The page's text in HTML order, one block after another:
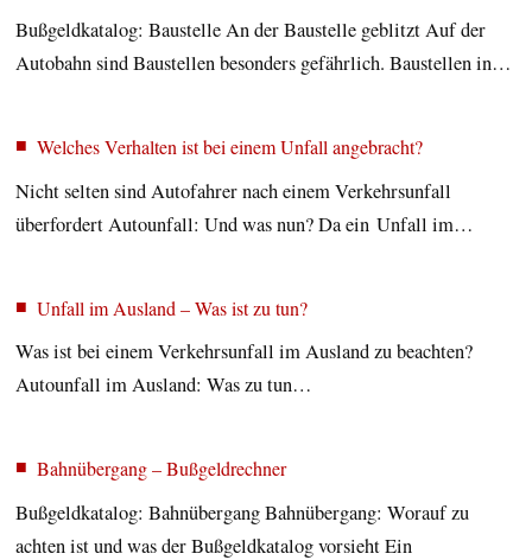
Bußgeldkatalog: Baustelle An der Baustelle geblitzt Auf der
Autobahn sind Baustellen besonders gefährlich. Baustellen in…
Welches Verhalten ist bei einem Unfall angebracht?
Nicht selten sind Autofahrer nach einem Verkehrsunfall
überfordert Autounfall: Und was nun? Da ein Unfall im…
Unfall im Ausland – Was ist zu tun?
Was ist bei einem Verkehrsunfall im Ausland zu beachten?
Autounfall im Ausland: Was zu tun…
Bahnübergang – Bußgeldrechner
Bußgeldkatalog: Bahnübergang Bahnübergang: Worauf zu
achten ist und was der Bußgeldkatalog vorsieht Ein